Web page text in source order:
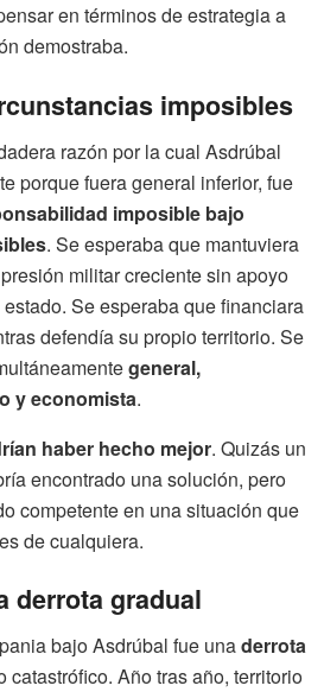
en términos de estrategia a
demostraba.
imposibles
razón por la cual Asdrúbal
porque fuera general inferior, fue
imposible bajo
. Se esperaba que mantuviera
militar creciente sin apoyo
Se esperaba que financiara
defendía su propio territorio. Se
general,
y economista.
haber hecho mejor. Quizás un
encontrado una solución, pero
competente en una situación que
de cualquiera.
derrota gradual
bajo Asdrúbal fue unaderrota
catastrófico. Año tras año, territorio